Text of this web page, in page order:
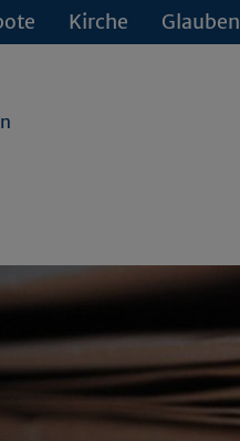
Kirche Glauben